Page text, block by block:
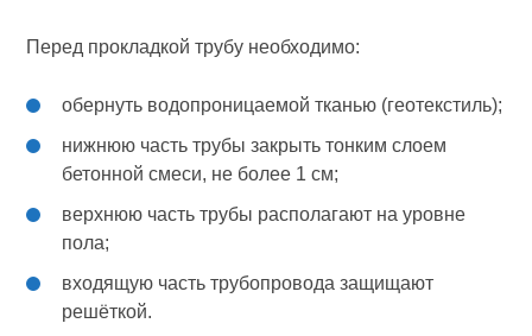
Перед прокладкой трубу необходимо:
обернуть водопроницаемой тканью (геотекстиль);
нижнюю часть трубы закрыть тонким слоем
бетонной смеси, не более 1 см;
верхнюю часть трубы располагают на уровне
пола;
входящую часть трубопровода защищают
решёткой.